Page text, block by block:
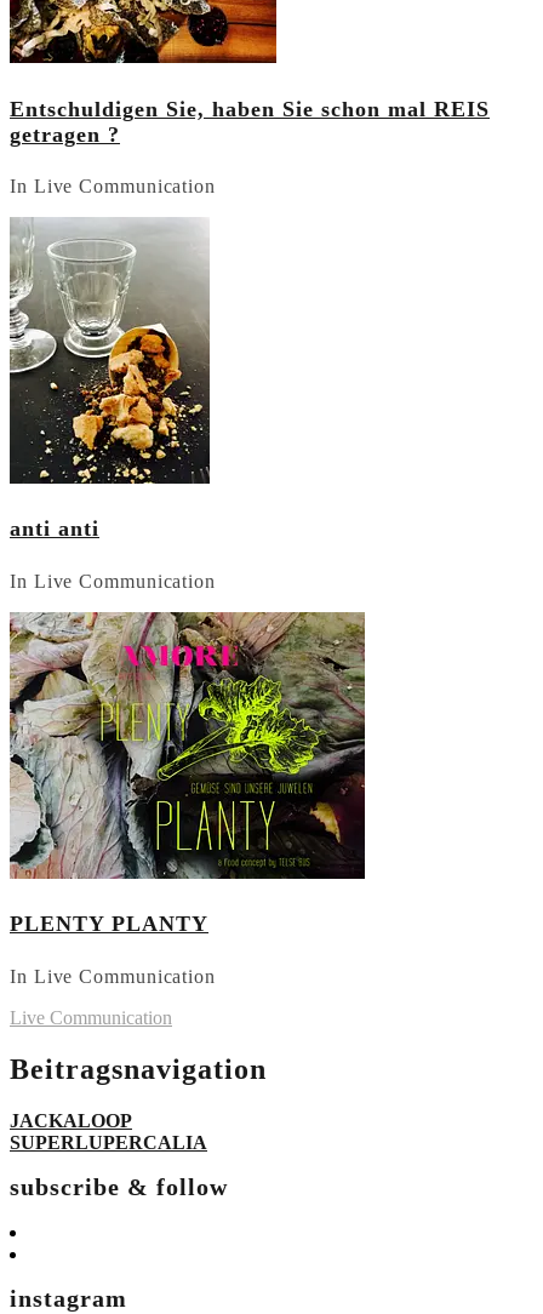
Entschuldigen Sie, haben Sie schon mal REIS
getragen ?
In Live Communication
anti anti
In Live Communication
PLENTY PLANTY
In Live Communication
Live Communication
Beitragsnavigation
JACKALOOP
SUPERLUPERCALIA
subscribe & follow
instagram